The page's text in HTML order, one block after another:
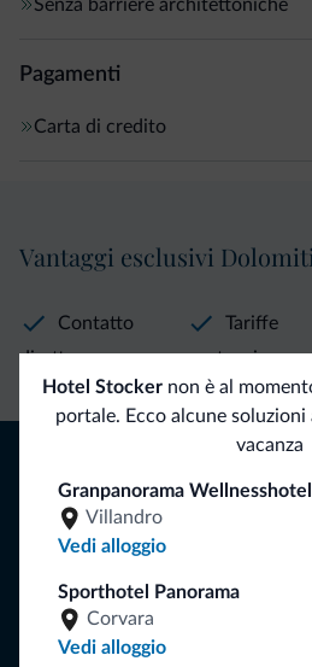
Senza barriere architettoniche
Pagamenti
Carta di credito
Hotel Stockernon è al
portale. Ecco alcune
vacanza
Granpanorama
Villandro
Vedi alloggio
Sporthotel Panorama
Corvara
Vedi alloggio
Vantaggi esclusivi
Contatto
diretto
Tariffe
vantaggiose
Consigli dalle
Riceverai informazioni, offerte